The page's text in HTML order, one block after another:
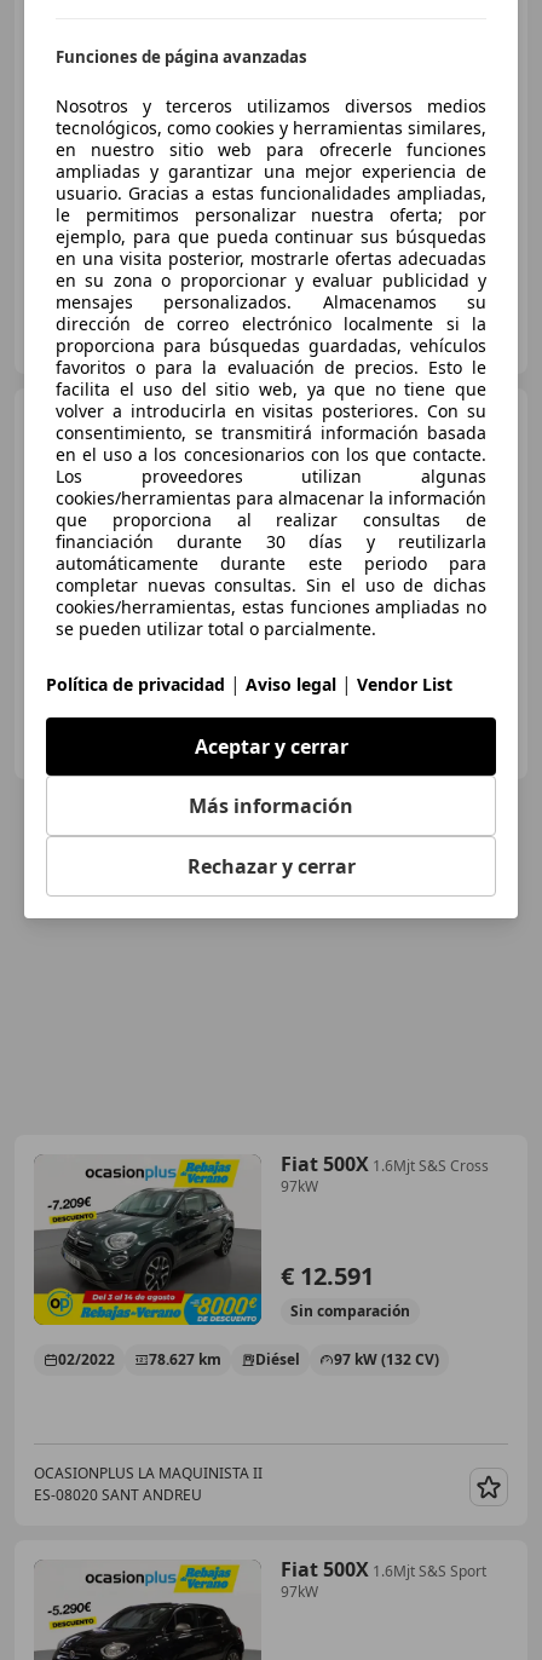
€ 12.364
Sin comparación
03/2022 84.072 km Diésel 97 kW (132 CV)
OCASIONPLUS SEVILLA CENTRO II
ES-41007 Sevilla
Fiat 500X 1.6Mjt S&S Cross
97kW
€ 12.591
Sincomparación
02/2022 78.627 km Diésel 97 kW (132 CV)
OCASIONPLUS SEVILLA CENTRO II
Fiat 500X 1.6Mjt S&S Cross
97kW
€ 12.591
Sin comparación
02/2022 78.627 km Diésel 97 kW (132 CV)
OCASIONPLUS LA MAQUINISTA II
ES-08020 SANT ANDREU
Fiat 500X 1.6Mjt S&S Sport
97kW
Funciones de página avanzadas
Nosotros y terceros utilizamos diversos medios
tecnológicos, como cookies y herramientas similares,
en nuestro sitio web para ofrecerle funciones
ampliadas y garantizar una mejor experiencia de
usuario. Gracias a estas funcionalidades ampliadas,
le permitimos personalizar nuestra oferta; por
ejemplo, para que pueda continuar sus búsquedas
en una visita posterior, mostrarle ofertas adecuadas
en su zona o proporcionar y evaluar publicidad y
mensajes personalizados. Almacenamos su
dirección de correo electrónico localmente si la
proporciona para búsquedas guardadas, vehículos
favoritos o para la evaluación de precios. Esto le
facilita el uso del sitio web, ya que no tiene que
volver a introducirla en visitas posteriores. Con su
consentimiento, se transmitirá información basada
en el uso a los concesionarios con los que contacte.
Los proveedores utilizan algunas
cookies/herramientas para almacenar la información
que proporciona al realizar consultas de
financiación durante 30 días y reutilizarla
automáticamente durante este periodo para
completar nuevas consultas. Sin el uso de dichas
cookies/herramientas, estas funciones ampliadas no
se pueden utilizar total o parcialmente.
Política de privacidad | Aviso legal | Vendor List
Aceptar y cerrar
Más información
Rechazar y cerrar